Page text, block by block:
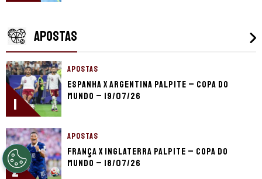
APOSTAS
1
APOSTAS
Espanha x Argentina palpite – Copa do
Mundo – 19/07/26
2
APOSTAS
França x Inglaterra palpite – Copa do
Mundo – 18/07/26